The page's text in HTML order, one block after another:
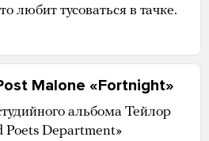
любит тусоваться в тачке.
Malone «Fortnight»
альбома Тейлор
Department»